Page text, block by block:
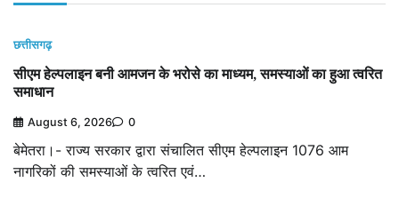
छत्तीसगढ़
सीएम हेल्पलाइन बनी आमजन के भरोसे का माध्यम, समस्याओं का हुआ त्वरित
समाधान
August 6, 2026 0
बेमेतरा।- राज्य सरकार द्वारा संचालित सीएम हेल्पलाइन 1076 आम
नागरिकों की समस्याओं के त्वरित एवं…